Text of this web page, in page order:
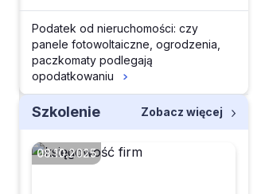
Podatek od nieruchomości: czy
panele fotowoltaiczne, ogrodzenia,
paczkomaty podlegają
opodatkowaniu
Szkolenie Zobacz więcej
08.10.2025